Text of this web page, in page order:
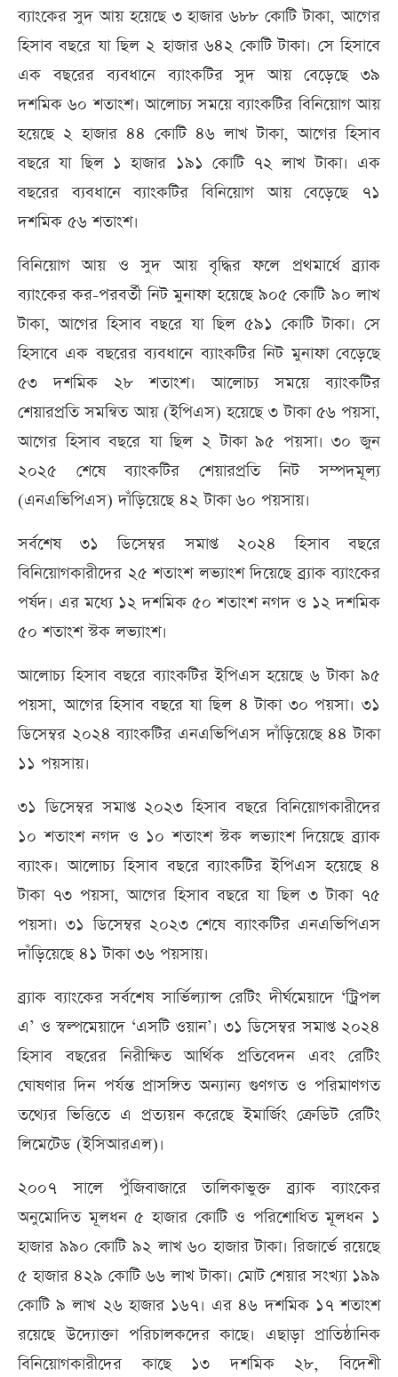
ব্যাংকের সুদ আয় হয়েছে ৩ হাজার ৬৮৮ কোটি টাকা, আগের
হিসাব বছরে যা ছিল ২ হাজার ৬৪২ কোটি টাকা। সে হিসাবে
এক বছরের ব্যবধানে ব্যাংকটির সুদ আয় বেড়েছে ৩৯
দশমিক ৬০ শতাংশ। আলোচ্য সময়ে ব্যাংকটির বিনিয়োগ আয়
হয়েছে ২ হাজার ৪৪ কোটি ৪৬ লাখ টাকা, আগের হিসাব
বছরে যা ছিল ১ হাজার ১৯১ কোটি ৭২ লাখ টাকা। এক
বছরের ব্যবধানে ব্যাংকটির বিনিয়োগ আয় বেড়েছে ৭১
দশমিক ৫৬ শতাংশ।
বিনিয়োগ আয় ও সুদ আয় বৃদ্ধির ফলে প্রথমার্ধে ব্র্যাক
ব্যাংকের কর-পরবর্তী নিট মুনাফা হয়েছে ৯০৫ কোটি ৯০ লাখ
টাকা, আগের হিসাব বছরে যা ছিল ৫৯১ কোটি টাকা। সে
হিসাবে এক বছরের ব্যবধানে ব্যাংকটির নিট মুনাফা বেড়েছে
৫৩ দশমিক ২৮ শতাংশ। আলোচ্য সময়ে ব্যাংকটির
শেয়ারপ্রতি সমন্বিত আয় (ইপিএস) হয়েছে ৩ টাকা ৫৬ পয়সা,
আগের হিসাব বছরে যা ছিল ২ টাকা ৯৫ পয়সা। ৩০ জুন
২০২৫ শেষে ব্যাংকটির শেয়ারপ্রতি নিট সম্পদমূল্য
(এনএভিপিএস) দাঁড়িয়েছে ৪২ টাকা ৬০ পয়সায়।
সর্বশেষ ৩১ ডিসেম্বর সমাপ্ত ২০২৪ হিসাব বছরে
বিনিয়োগকারীদের ২৫ শতাংশ লভ্যাংশ দিয়েছে ব্র্যাক ব্যাংকের
পর্ষদ। এর মধ্যে ১২ দশমিক ৫০ শতাংশ নগদ ও ১২ দশমিক
৫০ শতাংশ স্টক লভ্যাংশ।
আলোচ্য হিসাব বছরে ব্যাংকটির ইপিএস হয়েছে ৬ টাকা ৯৫
পয়সা, আগের হিসাব বছরে যা ছিল ৪ টাকা ৩০ পয়সা। ৩১
ডিসেম্বর ২০২৪ ব্যাংকটির এনএভিপিএস দাঁড়িয়েছে ৪৪ টাকা
১১ পয়সায়।
৩১ ডিসেম্বর সমাপ্ত ২০২৩ হিসাব বছরে বিনিয়োগকারীদের
১০ শতাংশ নগদ ও ১০ শতাংশ স্টক লভ্যাংশ দিয়েছে ব্র্যাক
ব্যাংক। আলোচ্য হিসাব বছরে ব্যাংকটির ইপিএস হয়েছে ৪
টাকা ৭৩ পয়সা, আগের হিসাব বছরে যা ছিল ৩ টাকা ৭৫
পয়সা। ৩১ ডিসেম্বর ২০২৩ শেষে ব্যাংকটির এনএভিপিএস
দাঁড়িয়েছে ৪১ টাকা ৩৬ পয়সায়।
ব্র্যাক ব্যাংকের সর্বশেষ সার্ভিল্যান্স রেটিং দীর্ঘমেয়াদে ‘‌ট্রিপল
এ’ ও স্বল্পমেয়াদে ‘‌এসটি ওয়ান’। ৩১ ডিসেম্বর সমাপ্ত ২০২৪
হিসাব বছরের নিরীক্ষিত আর্থিক প্রতিবেদন এবং রেটিং
ঘোষণার দিন পর্যন্ত প্রাসঙ্গিত অন্যান্য গুণগত ও পরিমাণগত
তথ্যের ভিত্তিতে এ প্রত্যয়ন করেছে ইমার্জিং ক্রেডিট রেটিং
লিমেটেড (ইসিআরএল)।
২০০৭ সালে পুঁজিবাজারে তালিকাভুক্ত ব্র্যাক ব্যাংকের
অনুমোদিত মূলধন ৫ হাজার কোটি ও পরিশোধিত মূলধন ১
হাজার ৯৯০ কোটি ৯২ লাখ ৬০ হাজার টাকা। রিজার্ভে রয়েছে
৫ হাজার ৪২৯ কোটি ৬৬ লাখ টাকা। মোট শেয়ার সংখ্যা ১৯৯
কোটি ৯ লাখ ২৬ হাজার ১৬৭। এর ৪৬ দশমিক ১৭ শতাংশ
রয়েছে উদ্যোক্তা পরিচালকদের কাছে। এছাড়া প্রাতিষ্ঠানিক
বিনিয়োগকারীদের কাছে ১৩ দশমিক ২৮, বিদেশী